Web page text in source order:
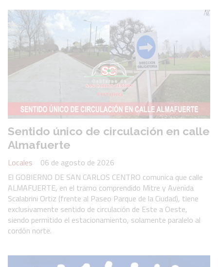
Sentido único de circulación en calle
Almafuerte
Locales
06 de agosto de 2026
El GOBIERNO DE SAN CARLOS CENTRO comunica que calle
ALMAFUERTE, en el tramo comprendido Mitre y Avenida
Scalabrini Ortiz (frente al Paseo Parque de la Ciudad), tiene
exclusivamente sentido de circulación de Este a Oeste,
siendo permitido el estacionamiento, solamente paralelo al
cordón norte.